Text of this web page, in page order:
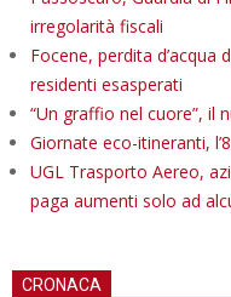
irregolarità fiscali
Focene, perdita d’acqua
residenti esasperati
“Un graffio nel cuore”, il
Giornate eco-itineranti,
UGL Trasporto Aereo,
paga aumenti solo ad
CRONACA